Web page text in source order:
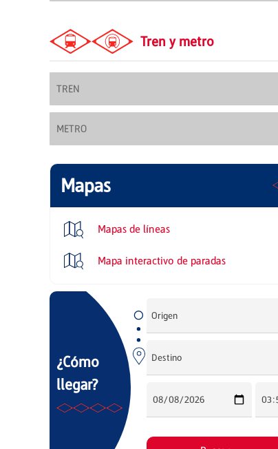
Tren y metro
TREN
METRO
Mapas
Mapas de líneas
Mapa interactivo de paradas